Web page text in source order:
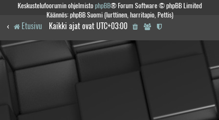
Keskustelufoorumin ohjelmistophpBB® Forum Software © phpBB Limited
Käännös: phpBB Suomi (lurttinen, harritapio, Pettis)
Etusivu Kaikki ajat ovat UTC+03:00